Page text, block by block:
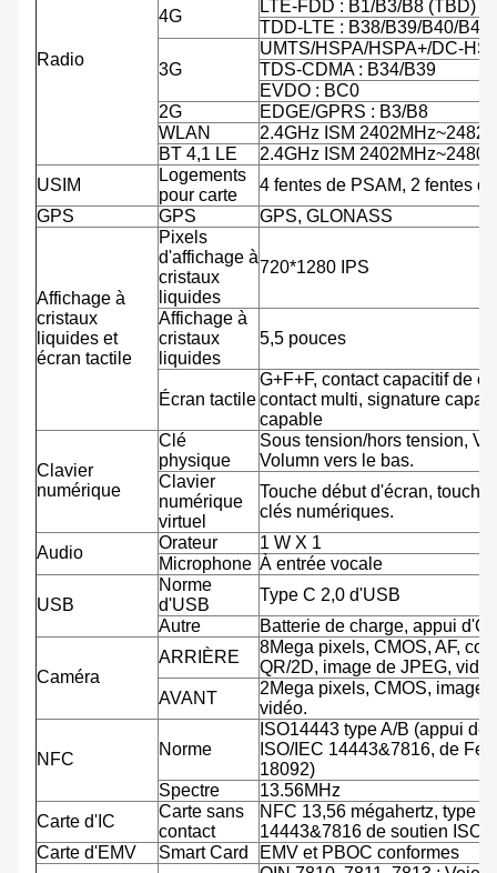
Radio
4G
LTE-FDD : B1/B3/B8 (TBD)
TDD-LTE : B38/B39/B40/B41
3G
UMTS/HSPA/HSPA+/DC-
TDS-CDMA : B34/B39
EVDO : BC0
2G
EDGE/GPRS : B3/B8
WLAN
2.4GHz ISM
BT 4,1 LE
2.4GHz ISM
USIM
Logements
pour carte
4 fentes de PSAM, 2 fentes
GPS
GPS GPS, GLONASS
Affichage à
cristaux
liquides et
écran tactile
Pixels
d'affichage à
cristaux
liquides
720*1280 IPS
Affichage à
cristaux
liquides
5,5 pouces
Écran tactile
G+F+F, contact capacitif de
contact multi, signature
capable
Clavier
numérique
Clé
physique
Sous tension/hors tension,
Volumn vers le bas.
Clavier
numérique
virtuel
Touche début d'écran, touche
clés numériques.
Audio
Orateur
1 W X 1
Microphone À entrée vocale
USB
Norme
d'USB
Type C 2,0 d'USB
Autre
Batterie de charge, appui
Caméra
ARRIÈRE
8Mega pixels, CMOS, AF,
QR/2D, image de JPEG,
AVANT
2Mega pixels, CMOS, image
vidéo.
NFC
Norme
ISO14443 type A/B (appui de
ISO/IEC 14443&7816, de
18092)
Spectre
13.56MHz
Carte d'IC
Carte sans
contact
NFC 13,56 mégahertz, type
14443&7816 de soutien ISO/
Carte d'EMV
Smart Card EMV et PBOC conformes